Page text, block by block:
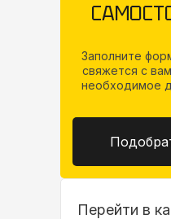
Заполните
свяжется с
необходимое
Перейти в